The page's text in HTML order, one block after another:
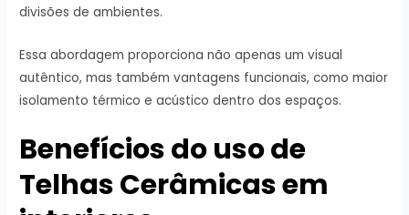
divisões de ambientes.
Essa abordagem proporciona não apenas um visual
autêntico, mas também vantagens funcionais, como maior
isolamento térmico e acústico dentro dos espaços.
Benefícios do uso de
Telhas Cerâmicas em